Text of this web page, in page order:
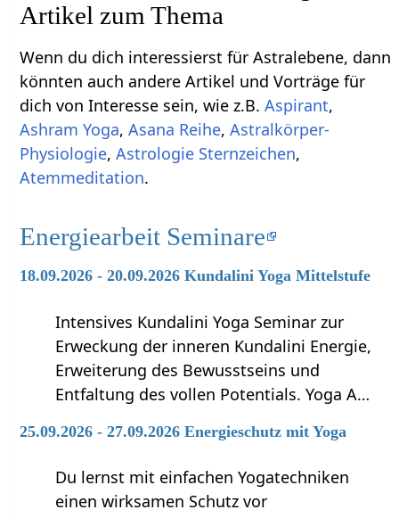
Artikel zum Thema
Wenn du dich interessierst für Astralebene, dann
könnten auch andere Artikel und Vorträge für
dich von Interesse sein, wie z.B.Aspirant,
Ashram Yoga,Asana Reihe,Astralkörper-
Physiologie,Astrologie Sternzeichen,
Atemmeditation.
Energiearbeit Seminare
18.09.2026 - 20.09.2026 Kundalini Yoga Mittelstufe
Intensives Kundalini Yoga Seminar zur
Erweckung der inneren Kundalini Energie,
Erweiterung des Bewusstseins und
Entfaltung des vollen Potentials. Yoga A…
25.09.2026 - 27.09.2026 Energieschutz mit Yoga
Du lernst mit einfachen Yogatechniken
einen wirksamen Schutz vor